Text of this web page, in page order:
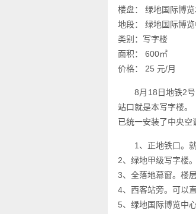
楼盘： 绿地国际博
地段： 绿地国际博
类别：写字楼
面积： 600㎡
价格： 25 元/月
8月18日地铁2
站口就是本写字楼。
已统一安装了中央空
1、正地铁口。
2、绿地甲级写字楼
3、全落地幕窗。楼
4、西客站旁。可以
5、绿地国际博览中